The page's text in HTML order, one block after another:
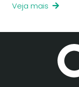
Veja mais